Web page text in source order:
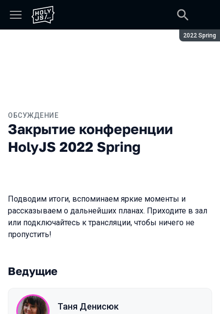
Сезон:
2022 Spring
ОБСУЖДЕНИЕ
Закрытие конференции
HolyJS 2022 Spring
Подводим итоги, вспоминаем яркие моменты и
рассказываем о дальнейших планах. Приходите в зал
или подключайтесь к трансляции, чтобы ничего не
пропустить!
Ведущие
Таня Денисюк